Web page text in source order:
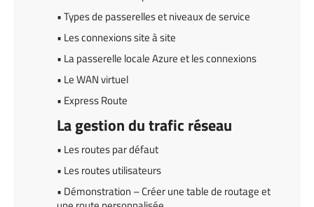
• Types de passerelles et niveaux de service
• Les connexions site à site
• La passerelle locale Azure et les connexions
• Le WAN virtuel
• Express Route
La gestion du trafic réseau
• Les routes par défaut
• Les routes utilisateurs
• Démonstration – Créer une table de routage et